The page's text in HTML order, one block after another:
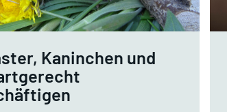
Kaninchen und